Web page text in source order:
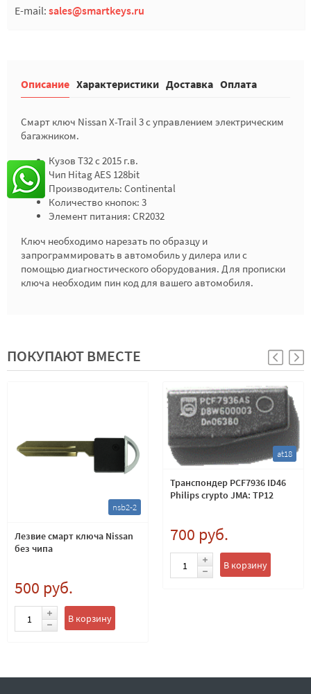
E-mail: sales@smartkeys.ru
Описание Характеристики Доставка Оплата
Смарт ключ Nissan X-Trail 3 с управлением электрическим
багажником.
Кузов T32 с 2015 г.в.
Чип Hitag AES 128bit
Производитель: Continental
Количество кнопок: 3
Элемент питания: CR2032
Ключ необходимо нарезать по образцу и
запрограммировать в автомобиль у дилера или с
помощью диагностического оборудования. Для прописки
ключа необходим пин код для вашего автомобиля.
ПОКУПАЮТ ВМЕСТЕ
nsb2-2
Лезвие смарт ключа Nissan
без чипа
500 руб.
В корзину
at18
Транспондер PCF7936 ID46
Philips crypto JMA: TP12
700 руб.
В корзину